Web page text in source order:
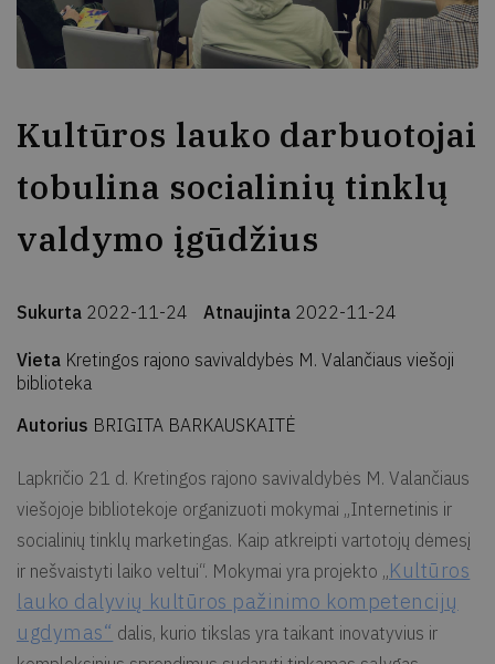
Kultūros lauko darbuotojai
tobulina socialinių tinklų
valdymo įgūdžius
Sukurta 2022-11-24 Atnaujinta 2022-11-24
Vieta Kretingos rajono savivaldybės M. Valančiaus viešoji
biblioteka
Autorius BRIGITA BARKAUSKAITĖ
Lapkričio 21 d. Kretingos rajono savivaldybės M. Valančiaus
viešojoje bibliotekoje organizuoti mokymai „Internetinis ir
socialinių tinklų marketingas. Kaip atkreipti vartotojų dėmesį
ir nešvaistyti laiko veltui“. Mokymai yra projekto „Kultūros
lauko dalyvių kultūros pažinimo kompetencijų
ugdymas“ dalis, kurio tikslas yra taikant inovatyvius ir